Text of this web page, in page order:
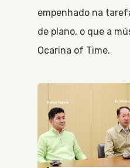
empenhado na
de plano, o que a
Ocarina of Time.